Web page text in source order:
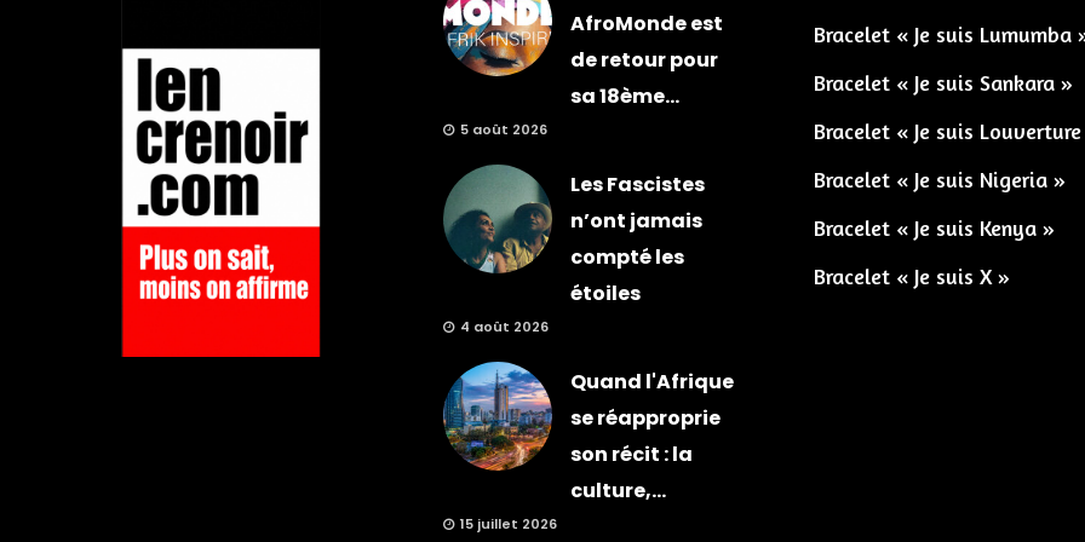
AfroMonde est
de retour pour
sa 18ème...
5 août 2026
Les Fascistes
n’ont jamais
compté les
étoiles
4 août 2026
Quand l'Afrique
se réapproprie
son récit : la
culture,...
15 juillet 2026
Bracelet « Je suis Lumumba
Bracelet « Je suis Sankara »
Bracelet « Je suis
Bracelet « Je suis Nigeria »
Bracelet « Je suis Kenya »
Bracelet « Je suis X »